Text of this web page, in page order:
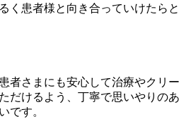
く患者様と向き合っていけたらと
者さまにも安心して治療やクリー
だけるよう、丁寧で思いやりのあ
です。